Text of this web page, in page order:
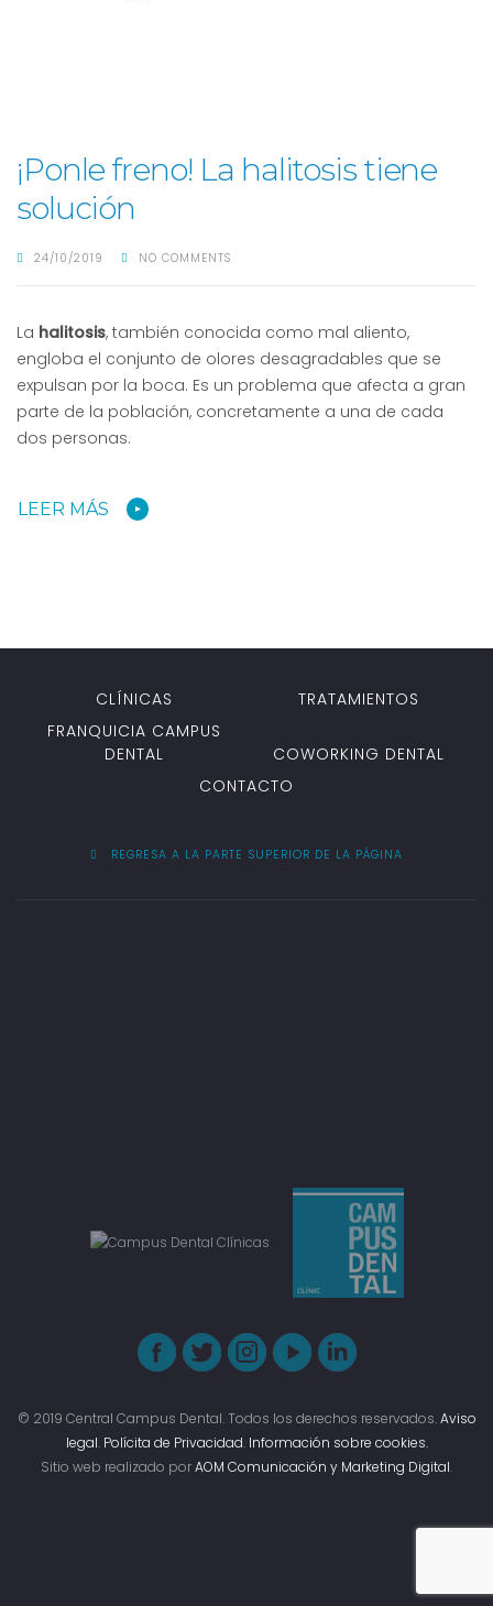
¡Ponle freno! La halitosis tiene
solución
24/10/2019 NO COMMENTS
La halitosis, también conocida como mal aliento,
engloba el conjunto de olores desagradables que se
expulsan por la boca. Es un problema que afecta a gran
parte de la población, concretamente a una de cada
dos personas.
LEER MÁS
CLÍNICAS
TRATAMIENTOS
FRANQUICIA CAMPUS
DENTAL
COWORKING DENTAL
CONTACTO
REGRESA A LA PARTE SUPERIOR DE LA PÁGINA
© 2019 Central Campus Dental. Todos los derechos reservados.Aviso
legal. Polícita de Privacidad. Información sobre cookies.
Sitio web realizado porAOM Comunicación y Marketing Digital.